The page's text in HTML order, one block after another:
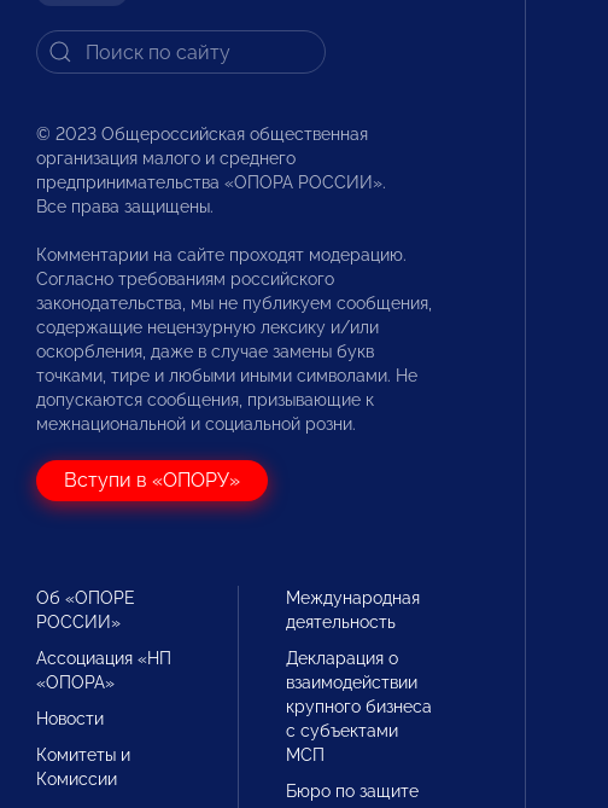
© 2023 Общероссийская общественная
организация малого и среднего
предпринимательства «ОПОРА РОССИИ».
Все права защищены.
Комментарии на сайте проходят модерацию.
Согласно требованиям российского
законодательства, мы не публикуем сообщения,
содержащие нецензурную лексику и/или
оскорбления, даже в случае замены букв
точками, тире и любыми иными символами. Не
допускаются сообщения, призывающие к
межнациональной и социальной розни.
Вступи в «ОПОРУ»
Об «ОПОРЕ
РОССИИ»
Ассоциация «НП
«ОПОРА»
Новости
Комитеты и
Комиссии
Международная
деятельность
Декларация о
взаимодействии
крупного бизнеса
с субъектами
МСП
Бюро по защите